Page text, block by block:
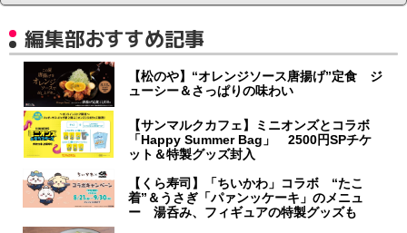
編集部おすすめ記事
【松のや】“オレンジソース唐揚げ”定食 ジ
ューシー＆さっぱりの味わい
【サンマルクカフェ】ミニオンズとコラボ
「Happy Summer Bag」 2500円SPチケ
ット＆特製グッズ封入
【くら寿司】「ちいかわ」コラボ “たこ
着”＆うさぎ「パァンッケーキ」のメニュ
ー 湯呑み、フィギュアの特製グッズも